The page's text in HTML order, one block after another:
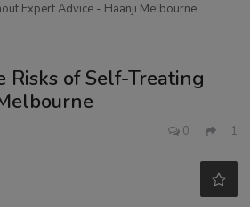
Expert Advice - Haanji Melbourne
Risks of Self-Treating
0 1